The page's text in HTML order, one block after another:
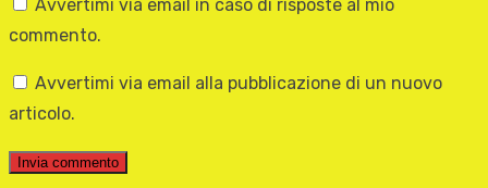
Avvertimi via email in caso di risposte al mio
commento.
Avvertimi via email alla pubblicazione di un nuovo
articolo.